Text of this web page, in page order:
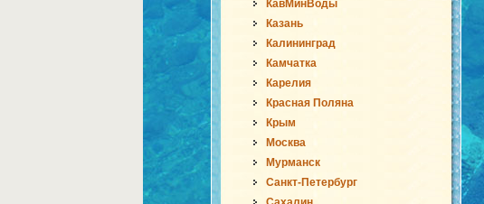
КавМинВоды
Казань
Калининград
Камчатка
Карелия
Красная Поляна
Крым
Москва
Мурманск
Санкт-Петербург